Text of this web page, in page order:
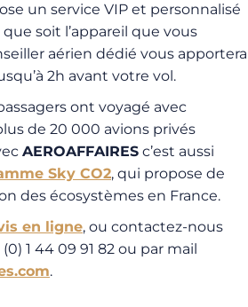
un service VIP et personnalisé
soit l’appareil que vous
aérien dédié vous apportera
2h avant votre vol.
ont voyagé avec
de 20 000 avions privés
AEROAFFAIRES c’est aussi
Sky CO2, qui propose de
des écosystèmes en France.
en ligne, ou contactez-nous
1 44 09 91 82 ou par mail
.